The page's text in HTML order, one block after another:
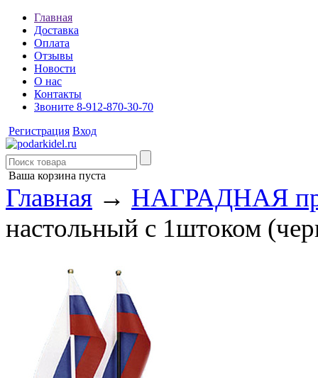
Главная
Доставка
Оплата
Отзывы
Новости
О нас
Контакты
Звоните 8-912-870-30-70
Регистрация Вход
Ваша корзина пуста
Главная → НАГРАДНАЯ
настольный с 1штоком